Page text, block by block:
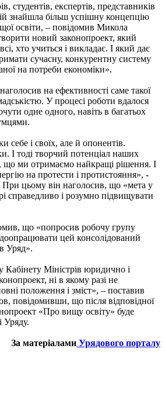
студентів, експертів, представників
знайшла більш успішну концепцію
освіти, – повідомив Микола
новий законопроект, який
хто учиться і викладає. І який дає
сучасну, конкурентну систему
на потреби економіки».
на ефективності саме такої
У процесі роботи вдалося
одне одного, навіть в багатьох
себе і своїх, але й опонентів.
І тоді творчий потенціал наших
що ми отримаємо найкращі рішення. І
на протести і протистояння», -
цьому він наголосив, що «мета у
справедливо і розумно підвищувати
що «попросив робочу групу
цей консолідований
Уряд».
Кабінету Міністрів юридично і
ні в якому разі не
положення і зміст», – поставив
повідомивши, що після відповідної
«Про вищу освіту» буде
Уряду.
За матеріалами Урядового порталу